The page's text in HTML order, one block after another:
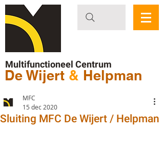
Multifunctioneel Centrum
De Wijert & Helpman
Sluiting MFC De Wijert / Helpman
MFC
15 dec 2020